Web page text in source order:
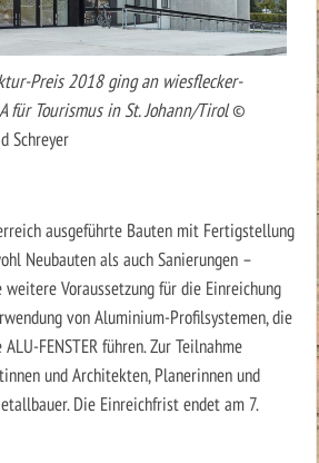
Preis 2018 ging an wiesflecker-
für Tourismus in St. Johann/Tirol©
Schreyer
ausgeführte Bauten mit Fertigstellung
Neubauten als auch Sanierungen –
Voraussetzung für die Einreichung
von Aluminium-Profilsystemen, die
FENSTER führen. Zur Teilnahme
und Architekten, Planerinnen und
Die Einreichfrist endet am 7.